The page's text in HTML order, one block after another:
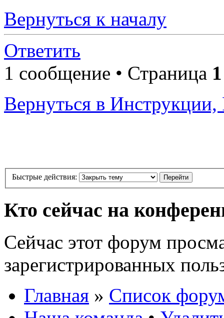
Вернуться к началу
Ответить
1 сообщение • Страница 1
Вернуться в Инструкции,
Быстрые действия:
Кто сейчас на
Сейчас этот форум
зарегистрированных
Главная » Список